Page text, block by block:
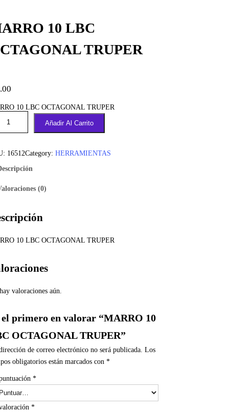
10 LBC
TRUPER
10 LBC OCTAGONAL TRUPER
Añadir Al Carrito
16512Category: HERRAMIENTAS
(0)
10 LBC OCTAGONAL TRUPER
valoraciones aún.
el primero en valorar “MARRO 10
OCTAGONAL TRUPER”
de correo electrónico no será publicada. Los
obligatorios están marcados con *
*
*